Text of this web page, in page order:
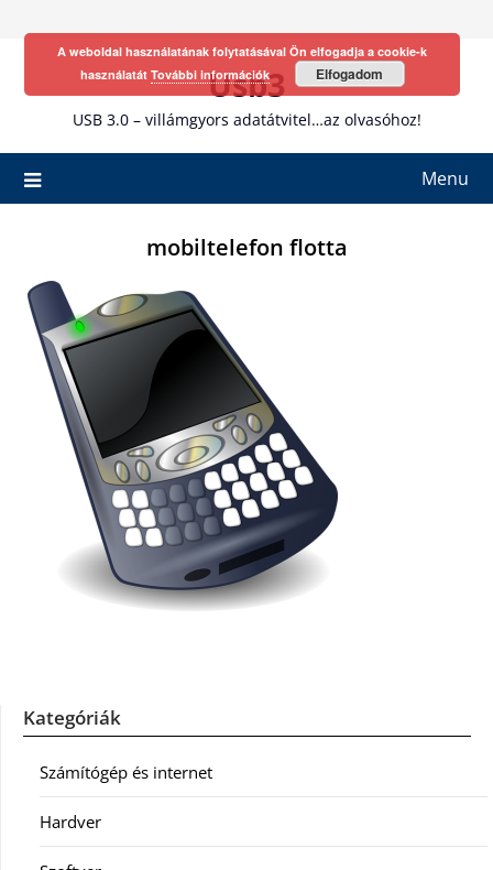
Usb3
USB 3.0 – villámgyors adatátvitel…az olvasóhoz!
Menu
mobiltelefon flotta
Kategóriák
Számítógép és internet
Hardver
A weboldal használatának folytatásával Ön elfogadja a cookie-k
használatát További információk Elfogadom